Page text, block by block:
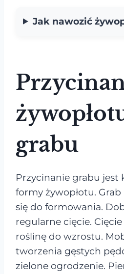
Jak nawozić
grabu
Przycinanie grabu jest
formy żywopłotu.
się do formowania.
regularne cięcie.
roślinę do wzrostu.
tworzenia gęstych
zielone ogrodzenie.